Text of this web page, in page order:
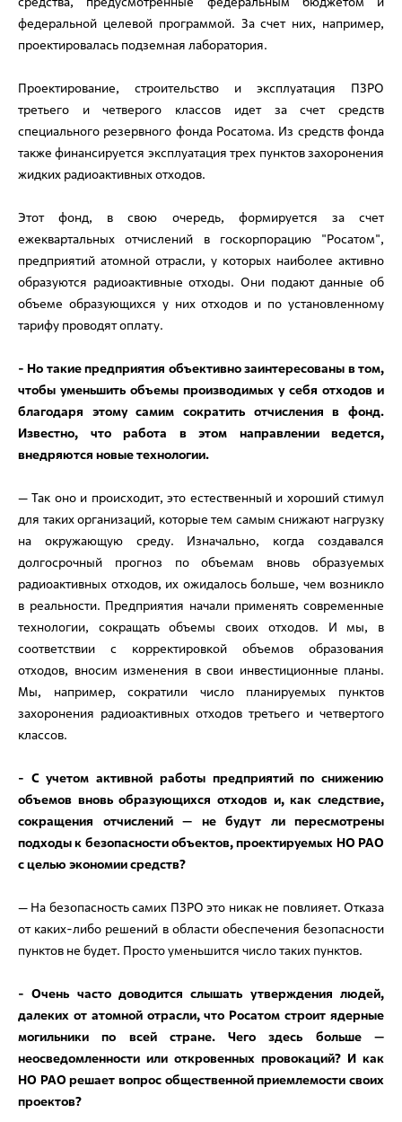
федеральной целевой программой. За счет них, например,
проектировалась подземная лаборатория.
Проектирование, строительство и эксплуатация ПЗРО
третьего и четверого классов идет за счет средств
специального резервного фонда Росатома. Из средств фонда
также финансируется эксплуатация трех пунктов захоронения
жидких радиоактивных отходов.
Этот фонд, в свою очередь, формируется за счет
ежеквартальных отчислений в госкорпорацию "Росатом",
предприятий атомной отрасли, у которых наиболее активно
образуются радиоактивные отходы. Они подают данные об
объеме образующихся у них отходов и по установленному
тарифу проводят оплату.
- Но такие предприятия объективно заинтересованы в том,
чтобы уменьшить объемы производимых у себя отходов и
благодаря этому самим сократить отчисления в фонд.
Известно, что работа в этом направлении ведется,
внедряются новые технологии.
— Так оно и происходит, это естественный и хороший стимул
для таких организаций, которые тем самым снижают нагрузку
на окружающую среду. Изначально, когда создавался
долгосрочный прогноз по объемам вновь образуемых
радиоактивных отходов, их ожидалось больше, чем возникло
в реальности. Предприятия начали применять современные
технологии, сокращать объемы своих отходов. И мы, в
соответствии с корректировкой объемов образования
отходов, вносим изменения в свои инвестиционные планы.
Мы, например, сократили число планируемых пунктов
захоронения радиоактивных отходов третьего и четвертого
классов.
- С учетом активной работы предприятий по снижению
объемов вновь образующихся отходов и, как следствие,
сокращения отчислений — не будут ли пересмотрены
подходы к безопасности объектов, проектируемых НО РАО
с целью экономии средств?
— На безопасность самих ПЗРО это никак не повлияет. Отказа
от каких-либо решений в области обеспечения безопасности
пунктов не будет. Просто уменьшится число таких пунктов.
- Очень часто доводится слышать утверждения людей,
далеких от атомной отрасли, что Росатом строит ядерные
могильники по всей стране. Чего здесь больше —
неосведомленности или откровенных провокаций? И как
НО РАО решает вопрос общественной приемлемости своих
проектов?